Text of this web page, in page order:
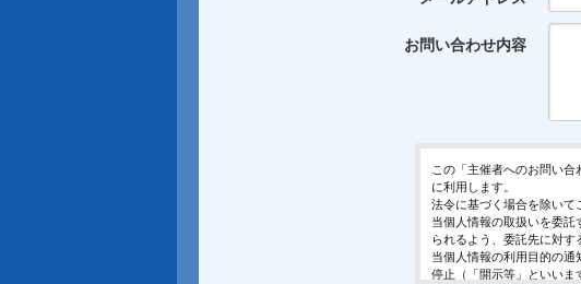
お問い合わせ内容
この「主催者へのお問い
に利用します。
法令に基づく場合を除いて
当個人情報の取扱いを委
られるよう、委託先に対す
当個人情報の利用目的の
停止（「開示等」といいま